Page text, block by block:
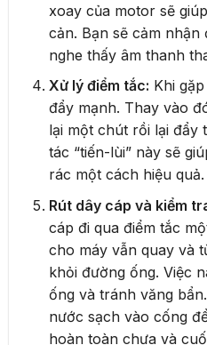
xoay của motor sẽ
cản. Bạn sẽ cảm
nghe thấy âm thanh
Xử lý điểm tắc: Khi
đẩy mạnh. Thay vào
lại một chút rồi lại đẩy
tác “tiến-lùi” này sẽ
rác một cách hiệu quả.
Rút dây cáp và kiểm
cáp đi qua điểm tắc
cho máy vẫn quay và
khỏi đường ống. Việc
ống và tránh văng
nước sạch vào cống
hoàn toàn chưa và